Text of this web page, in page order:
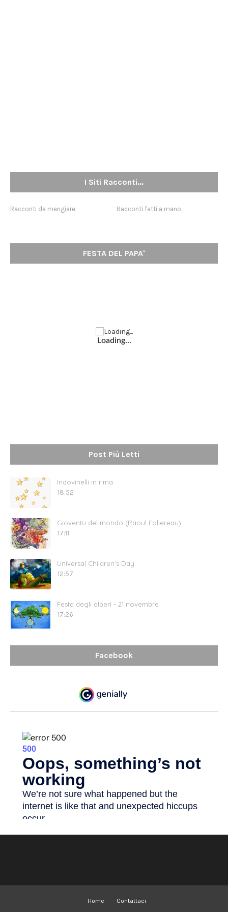
I Siti Racconti...
Racconti da mangiare Racconti fatti a mano
FESTA DEL PAPA'
Loading...
Post Più Letti
Indovinelli in rima
18:52
Gioventù del mondo (Raoul Follereau)
17:11
Universal Children's Day
12:57
Festa degli alberi - 21 novembre
17:26
Facebook
Home Contattaci